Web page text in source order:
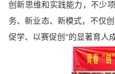
创新思维和实践能力，不少
务、新业态、新模式，不仅
促学、以赛促创”的显著育人